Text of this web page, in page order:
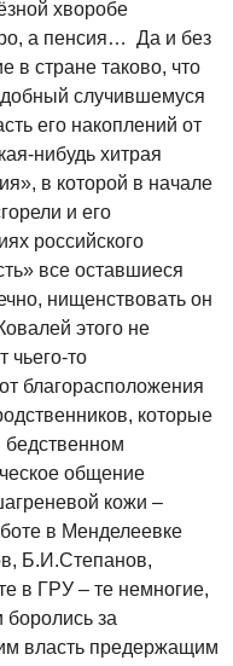
хворобе
а пенсия… Да и без
стране таково, что
случившемуся
его накоплений от
нибудь хитрая
в которой в начале
и его
российского
все оставшиеся
нищенствовать он
этого не
чьего-то
благорасположения
которые
бедственном
общение
кожи –
в Менделеевке
Б.И.Степанов,
в ГРУ – те немногие,
за
власть предержащим